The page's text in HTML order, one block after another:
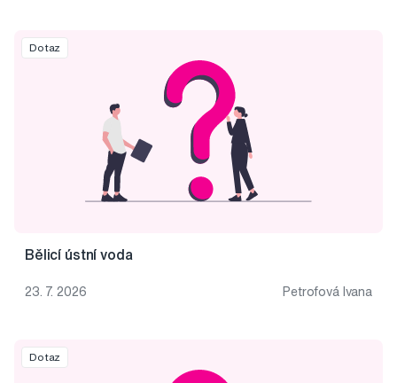
Dotaz
Bělicí ústní voda
23. 7. 2026 Petrofová Ivana
Dotaz